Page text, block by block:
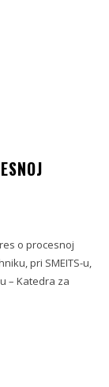
o procesnoj
pri SMEITS-u,
– Katedra za